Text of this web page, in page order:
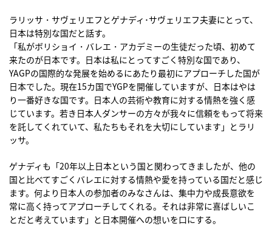
ラリッサ・サヴェリエフとゲナディ･サヴェリエフ夫妻にとって、
日本は特別な国だと話す。
「私がボリショイ・バレエ・アカデミーの生徒だった頃、初めて
来たのが日本です。日本は私にとってすごく特別な国であり、
YAGPの国際的な発展を始めるにあたり最初にアプローチした国が
日本でした。現在15カ国でYGPを開催していますが、日本はやは
り一番好きな国です。日本人の芸術や教育に対する情熱を強く感
じています。若き日本人ダンサーの方々が我々に信頼をもって将来
を託してくれていて、私たちもそれを大切にしています」とラリ
ッサ。
ゲナディも「20年以上日本という国と関わってきましたが、他の
国と比べてすごくバレエに対する情熱や愛を持っている国だと感じ
ます。何より日本人の参加者のみなさんは、集中力や成長意欲を
常に高く持ってアプローチしてくれる。それは非常に喜ばしいこ
とだと考えています」と日本開催への想いを口にする。